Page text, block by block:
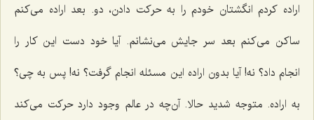
اراده کردم انگشتان خودم را به حرکت دادن، دو. بعد اراده می‌کنم
ساکن می‌کنم بعد سر جایش می‌نشانم. آیا خود دست این کار را
انجام داد؟ نه! آیا بدون اراده این مسئله انجام گرفت؟ نه! پس به چی؟
به اراده. متوجه شدید حالا. آن‌چه در عالم وجود دارد حرکت می‌کند